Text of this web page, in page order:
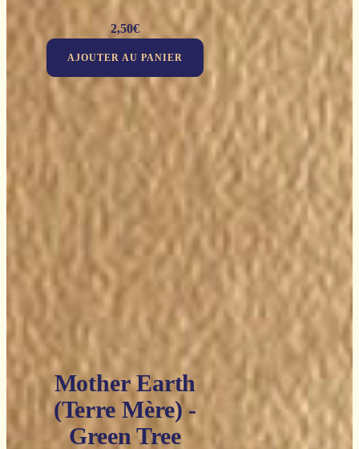
2,50€
AJOUTER AU PANIER
Mother Earth
(Terre Mère) -
Green Tree